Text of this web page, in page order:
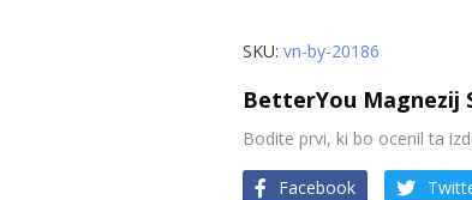
SKU vn-by-20186
BetterYou Magnezij
Bodite prvi, ki bo ocenil ta
Facebook